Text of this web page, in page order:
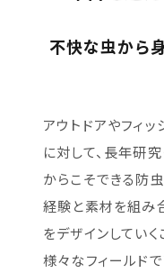
不快な虫から
アウトドアやフィ
に対して、長年研
からこそできる防
経験と素材を組み
をデザインしていく
様々なフィールド